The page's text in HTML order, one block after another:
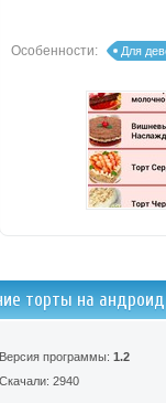
Особенности: Для
торты на андроид
Версия программы: 1.2
Скачали: 2940